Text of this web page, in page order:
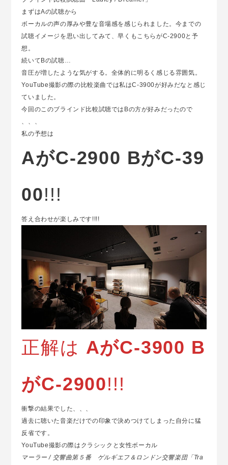
まずはAの試聴から
ボーカルの声の厚みや豊な音場感を感じられました。今までの
試聴イメージを思い出してみて、早くもこちらがC-2900と予
想。
続いてBの試聴…
音圧が増したような気がする。全体的に明るく感じる雰囲気。
YouTube撮影の際の比較楽曲では私はC-3900が好みだなと感じ
ていました。
今回のこのブラインド比較試聴ではBの方が好みだったので
、、、
私の予想は
AがC-2900 BがC-39
00!!!
答え合わせが楽しみです!!!!
正解は AがC-3900 B
がC-2900!!!
衝撃の結果でした、、、
過去に聴いた音楽だけでの印象で決めつけてしまった自分に猛
反省です。
YouTube撮影の際はクラシックと女性ボーカル
マーラー / 交響曲第５番 ゲルギエフ＆ロンドン交響楽団「Tra